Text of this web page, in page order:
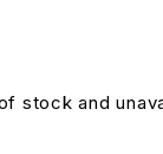
stock and